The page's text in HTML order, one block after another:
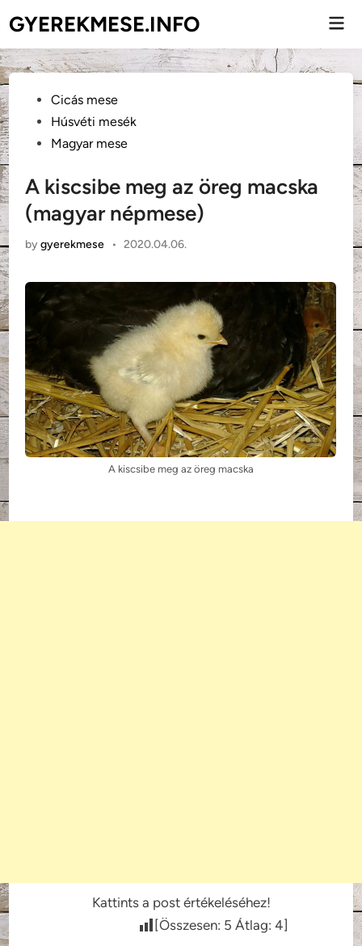
to
content
GYEREKMESE.INFO
PostedCicás mese
Húsvéti mesék
Magyar mese
A kiscsibe meg az öreg macska
(magyar népmese)
bygyerekmese • 2020.04.06.
A kiscsibe meg az öreg macska
Kattints a post értékeléséhez!
[Összesen: 5 Átlag: 4]